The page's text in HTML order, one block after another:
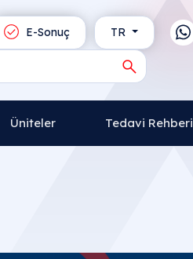
TR
E-Sonuç
Üniteler Tedavi Rehberi